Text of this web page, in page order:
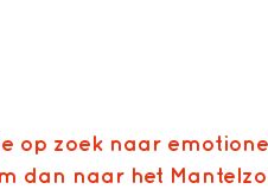
op zoek naar
dan naar het